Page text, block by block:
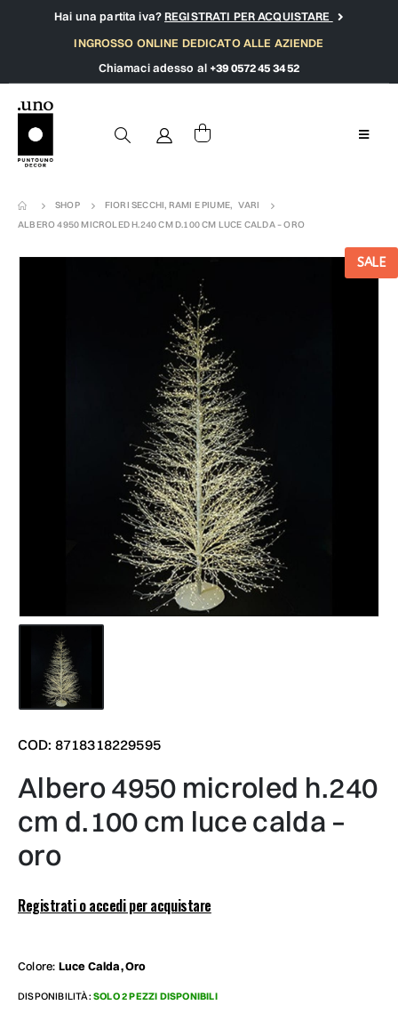
Hai una partita iva?REGISTRATI PER ACQUISTARE
INGROSSO ONLINE DEDICATO ALLE AZIENDE
Chiamaci adesso al +39 0572 45 34 52
SHOP FIORI SECCHI, RAMI E PIUME, VARI
ALBERO 4950 MICROLED H.240 CM D.100 CM LUCE CALDA – ORO
SALE
COD: 8718318229595
albero 4950 microled h.240
cm d.100 cm luce calda –
oro
Registrati o accedi per acquistare
Colore: Luce Calda, Oro
DISPONIBILITÀ: SOLO 2 PEZZI DISPONIBILI